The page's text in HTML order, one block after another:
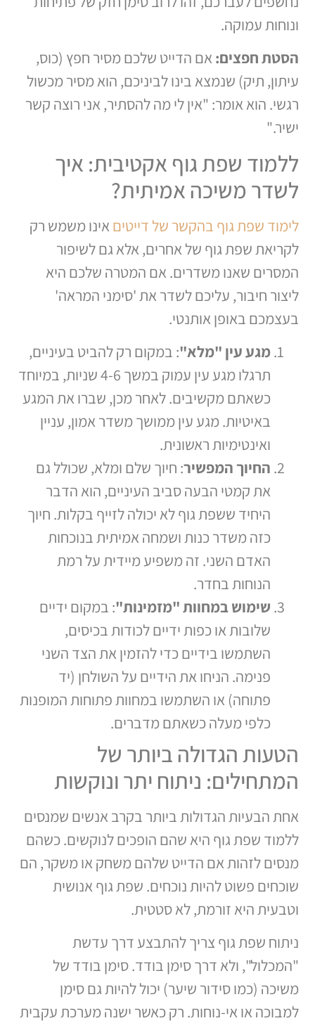
ונוחות עמוקה.
הסטת חפצים:אם הדייט שלכם מסיר חפץ (כוס,
עיתון, תיק) שנמצא בינו לביניכם, הוא מסיר מכשול
רגשי. הוא אומר: "אין לי מה להסתיר, אני רוצה קשר
ישיר."
ללמוד שפת גוף אקטיבית: איך
לשדר משיכה אמיתית?
לימוד שפת גוף בהקשר של דייטים אינו משמש רק
לקריאת שפת גוף של אחרים, אלא גם לשיפור
המסרים שאנו משדרים. אם המטרה שלכם היא
ליצור חיבור, עליכם לשדר את 'סימני המראה'
בעצמכם באופן אותנטי.
מגע עין "מלא": במקום רק להביט בעיניים,
תרגלו מגע עין עמוק במשך 4-6 שניות, במיוחד
כשאתם מקשיבים. לאחר מכן, שברו את המגע
באיטיות. מגע עין ממושך משדר אמון, עניין
ואינטימיות ראשונית.
החיוך המפשיר: חיוך שלם ומלא, שכולל גם
את קמטי הבעה סביב העיניים, הוא הדבר
היחיד ששפת גוף לא יכולה לזייף בקלות. חיוך
כזה משדר כנות ושמחה אמיתית בנוכחות
האדם השני. זה משפיע מיידית על רמת
הנוחות בחדר.
שימוש במחוות "מזמינות": במקום ידיים
שלובות או כפות ידיים לכודות בכיסים,
השתמשו בידיים כדי להזמין את הצד השני
פנימה. הניחו את הידיים על השולחן (יד
פתוחה) או השתמשו במחוות פתוחות המופנות
כלפי מעלה כשאתם מדברים.
הטעות הגדולה ביותר של
המתחילים: ניתוח יתר ונוקשות
אחת הבעיות הגדולות ביותר בקרב אנשים שמנסים
ללמוד שפת גוף היא שהם הופכים לנוקשים. כשהם
מנסים לזהות אם הדייט שלהם משחק או משקר, הם
שוכחים פשוט להיות נוכחים. שפת גוף אנושית
וטבעית היא זורמת, לא סטטית.
ניתוח שפת גוף צריך להתבצע דרך עדשת
"המכלול", ולא דרך סימן בודד. סימן בודד של
משיכה (כמו סידור שיער) יכול להיות גם סימן
למבוכה או אי-נוחות. רק כאשר ישנה מערכת עקבית